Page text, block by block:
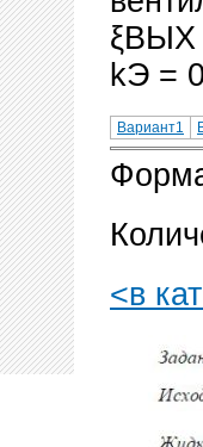
ξВЫХ
kЭ =
Вариант1
<в